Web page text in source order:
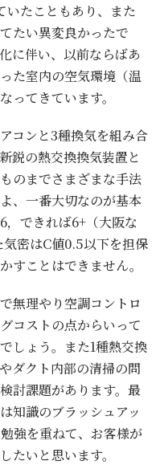
いたこともあり、また
たい異変良かったで
に伴い、以前ならばあ
た室内の空気環境（温
ってきています。
コンと3種換気を組み合
鋭の熱交換換気装置と
のまでさまざまな手法
、一番大切なのが基本
，できれば6+（大阪な
密はC値0.5以下を担保
すことはできません。
無理やり空調コントロ
コストの点からいって
しょう。また1種熱交換
ダクト内部の清掃の問
討課題があります。最
知識のブラッシュアッ
強を重ねて、お客様が
たいと思います。